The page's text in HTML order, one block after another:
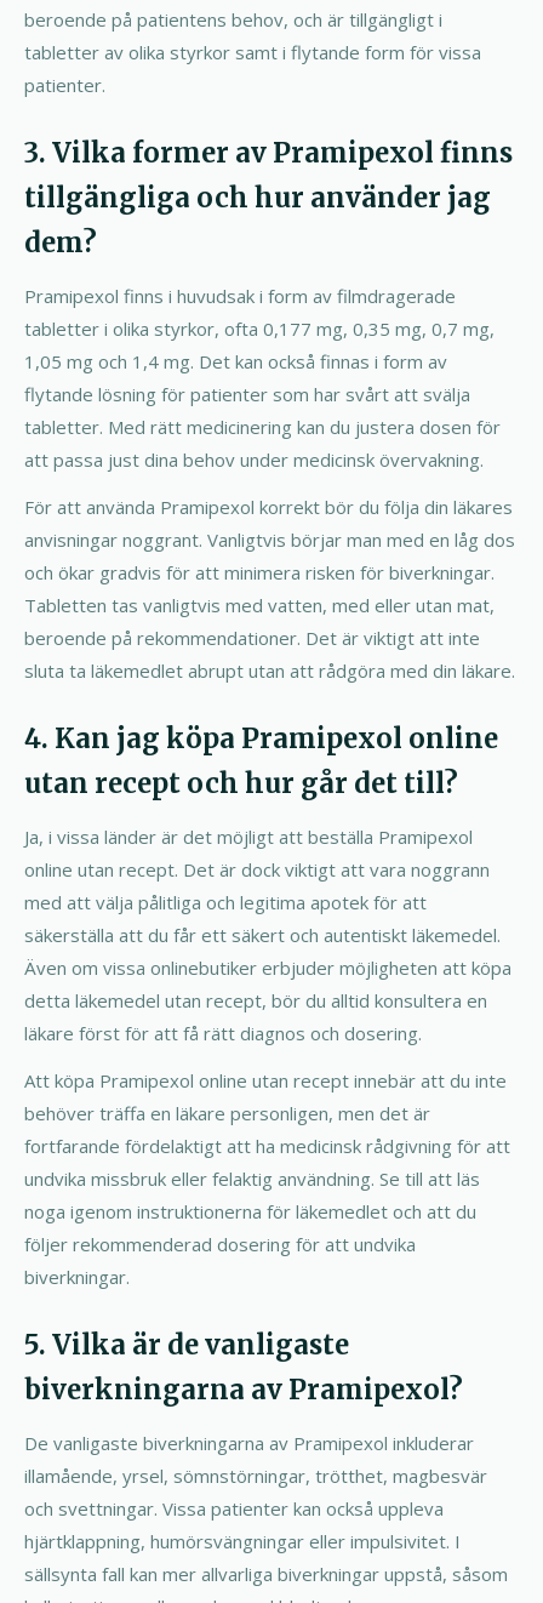
beroende på patientens behov, och är tillgängligt i
tabletter av olika styrkor samt i flytande form för vissa
patienter.
3. Vilka former av Pramipexol finns
tillgängliga och hur använder jag
dem?
Pramipexol finns i huvudsak i form av filmdragerade
tabletter i olika styrkor, ofta 0,177 mg, 0,35 mg, 0,7 mg,
1,05 mg och 1,4 mg. Det kan också finnas i form av
flytande lösning för patienter som har svårt att svälja
tabletter. Med rätt medicinering kan du justera dosen för
att passa just dina behov under medicinsk övervakning.
För att använda Pramipexol korrekt bör du följa din läkares
anvisningar noggrant. Vanligtvis börjar man med en låg dos
och ökar gradvis för att minimera risken för biverkningar.
Tabletten tas vanligtvis med vatten, med eller utan mat,
beroende på rekommendationer. Det är viktigt att inte
sluta ta läkemedlet abrupt utan att rådgöra med din läkare.
4. Kan jag köpa Pramipexol online
utan recept och hur går det till?
Ja, i vissa länder är det möjligt att beställa Pramipexol
online utan recept. Det är dock viktigt att vara noggrann
med att välja pålitliga och legitima apotek för att
säkerställa att du får ett säkert och autentiskt läkemedel.
Även om vissa onlinebutiker erbjuder möjligheten att köpa
detta läkemedel utan recept, bör du alltid konsultera en
läkare först för att få rätt diagnos och dosering.
Att köpa Pramipexol online utan recept innebär att du inte
behöver träffa en läkare personligen, men det är
fortfarande fördelaktigt att ha medicinsk rådgivning för att
undvika missbruk eller felaktig användning. Se till att läs
noga igenom instruktionerna för läkemedlet och att du
följer rekommenderad dosering för att undvika
biverkningar.
5. Vilka är de vanligaste
biverkningarna av Pramipexol?
De vanligaste biverkningarna av Pramipexol inkluderar
illamående, yrsel, sömnstörningar, trötthet, magbesvär
och svettningar. Vissa patienter kan också uppleva
hjärtklappning, humörsvängningar eller impulsivitet. I
sällsynta fall kan mer allvarliga biverkningar uppstå, såsom